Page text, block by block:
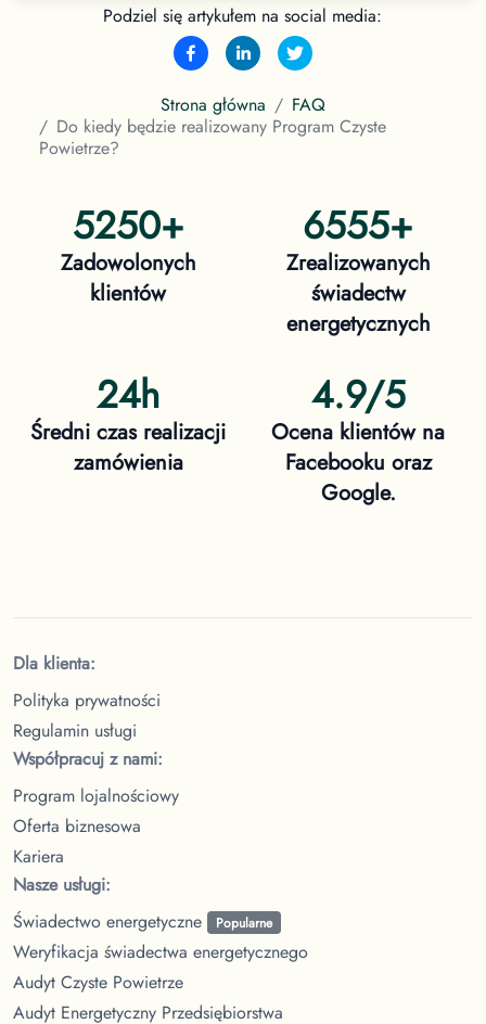
Podziel się artykułem na social media:
Strona główna
FAQ
Do kiedy będzie realizowany Program Czyste
Powietrze?
5250+
Zadowolonych
klientów
6555+
Zrealizowanych
świadectw
energetycznych
24h
Średni czas realizacji
zamówienia
4.9/5
Ocena klientów na
Facebooku oraz
Google.
Dla klienta:
Polityka prywatności
Regulamin usługi
Współpracuj z nami:
Program lojalnościowy
Oferta biznesowa
Kariera
Nasze usługi:
Świadectwo energetyczne
Popularne
Weryfikacja świadectwa energetycznego
Audyt Czyste Powietrze
Audyt Energetyczny Przedsiębiorstwa